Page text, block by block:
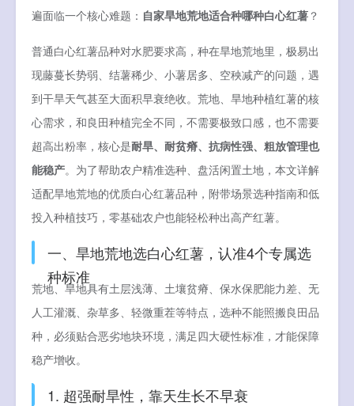
遍面临一个核心难题： 自家旱地荒地适合种哪种白心红薯 ？
普通白心红薯品种对水肥要求高，种在旱地荒地里，极易出
现藤蔓长势弱、结薯稀少、小薯居多、空秧减产的问题，遇
到干旱天气甚至大面积早衰绝收。荒地、旱地种植红薯的核
心需求，和良田种植完全不同，不需要极致口感，也不需要
超高出粉率，核心是耐旱、耐贫瘠、抗病性强、粗放管理也
能稳产。为了帮助农户精准选种、盘活闲置土地，本文详解
适配旱地荒地的优质白心红薯品种，附带场景选种指南和低
投入种植技巧，零基础农户也能轻松种出高产红薯。
一、旱地荒地选白心红薯，认准4个专属选
种标准
荒地、旱地具有土层浅薄、土壤贫瘠、保水保肥能力差、无
人工灌溉、杂草多、轻微重茬等特点，选种不能照搬良田品
种，必须贴合恶劣地块环境，满足四大硬性标准，才能保障
稳产增收。
1. 超强耐旱性，靠天生长不早衰